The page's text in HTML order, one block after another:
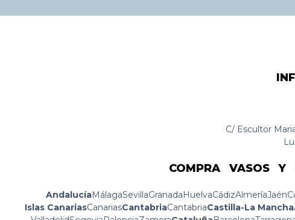
C/ Escultor
COMPRA VASOS Y
AndalucíaMálagaSevillaGranadaHuelvaCádizAlmeríaJaén
Islas CanariasCanariasCantabriaCantabriaCastilla-La Mancha